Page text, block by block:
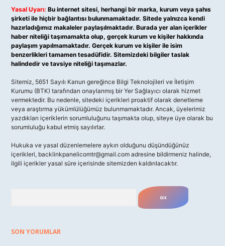
Yasal Uyarı: Bu internet sitesi, herhangi bir marka, kurum veya şahıs
şirketi ile hiçbir bağlantısı bulunmamaktadır. Sitede yalnızca kendi
hazırladığımız makaleler paylaşılmaktadır. Burada yer alan içerikler
haber niteliği taşımamakta olup, gerçek kurum ve kişiler hakkında
paylaşım yapılmamaktadır. Gerçek kurum ve kişiler ile isim
benzerlikleri tamamen tesadüfidir. Sitemizdeki bilgiler taslak
halindedir ve tavsiye niteliği taşımazlar.
Sitemiz, 5651 Sayılı Kanun gereğince Bilgi Teknolojileri ve İletişim
Kurumu (BTK) tarafından onaylanmış bir Yer Sağlayıcı olarak hizmet
vermektedir. Bu nedenle, sitedeki içerikleri proaktif olarak denetleme
veya araştırma yükümlülüğümüz bulunmamaktadır. Ancak, üyelerimiz
yazdıkları içeriklerin sorumluluğunu taşımakta olup, siteye üye olarak bu
sorumluluğu kabul etmiş sayılırlar.
Hukuka ve yasal düzenlemelere aykırı olduğunu düşündüğünüz
içerikleri, backlinkpanelicomtr@gmail.com adresine bildirmeniz halinde,
ilgili içerikler yasal süre içerisinde sitemizden kaldırılacaktır.
SON YORUMLAR